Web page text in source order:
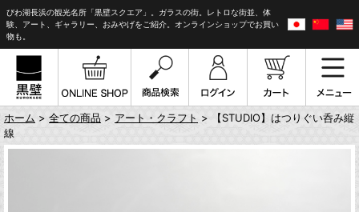
びわ湖長浜の観光名所「黒壁スクエア」。ガラスの街。レトロな街並、体
験、アート、ギャラリー、おみやげをご紹介。オンラインショップでお買い
物も。
ホーム > 全ての商品 > アート・クラフト > 【STUDIO】はつりぐい呑み縦
線